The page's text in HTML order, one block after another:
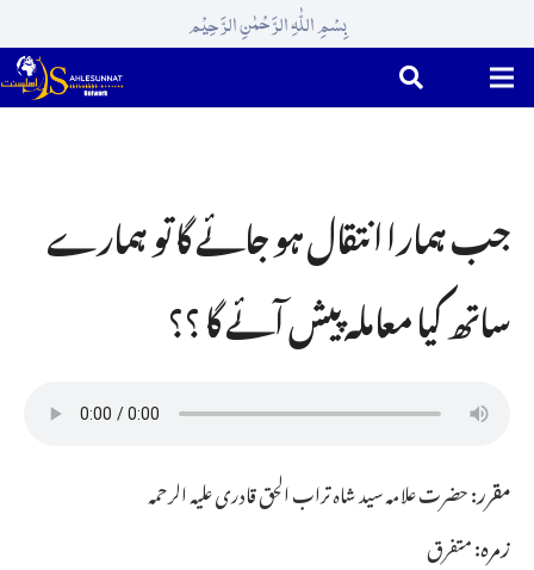
بِسْمِ اللّٰہِ الرَّحْمٰنِ الرَّحِیْم
جب ہمارا انتقال ہو جائے گا تو ہمارے
ساتھ کیا معاملہ پیش آئے گا ؟؟
مقرر:حضرت علامہ سید شاہ تراب الحق قادری علیہ الرحمہ
زمرہ:متفرق